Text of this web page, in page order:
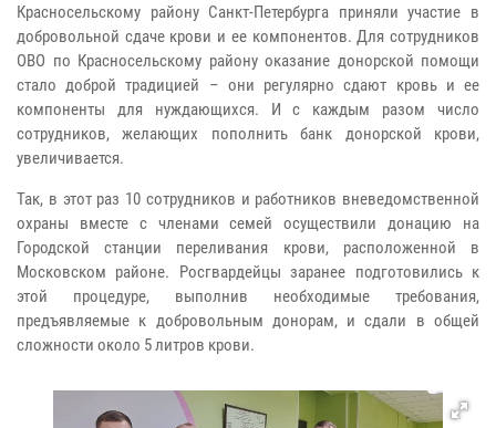
Красносельскому району Санкт-Петербурга приняли участие в
добровольной сдаче крови и ее компонентов.Для сотрудников
ОВО по Красносельскому району оказание донорской помощи
стало доброй традицией – они регулярно сдают кровь и ее
компоненты для нуждающихся. И с каждым разом число
сотрудников, желающих пополнить банк донорской крови,
увеличивается.
Так, в этот раз 10 сотрудников и работников вневедомственной
охраны вместе с членами семей осуществили донацию на
Городской станции переливания крови, расположенной в
Московском районе. Росгвардейцы заранее подготовились к
этой процедуре, выполнив необходимые требования,
предъявляемые к добровольным донорам, и сдали в общей
сложности около 5 литров крови.